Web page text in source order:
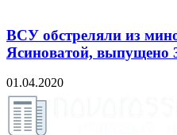
ВСУ обстреляли из
Ясиноватой, выпущено
01.04.2020